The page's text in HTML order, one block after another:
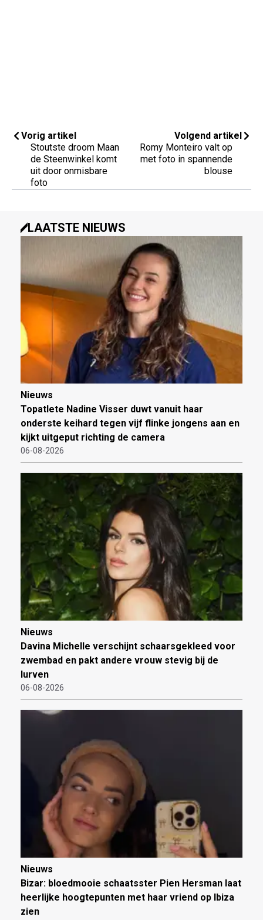
Vorig artikel
Stoutste droom Maan
de Steenwinkel komt
uit door onmisbare
foto
Volgend artikel
Romy Monteiro valt op
met foto in spannende
blouse
LAATSTE NIEUWS
Nieuws
Topatlete Nadine Visser duwt vanuit haar
onderste keihard tegen vijf flinke jongens aan en
kijkt uitgeput richting de camera
06-08-2026
Nieuws
Davina Michelle verschijnt schaarsgekleed voor
zwembad en pakt andere vrouw stevig bij de
lurven
06-08-2026
Nieuws
Bizar: bloedmooie schaatsster Pien Hersman laat
heerlijke hoogtepunten met haar vriend op Ibiza
zien